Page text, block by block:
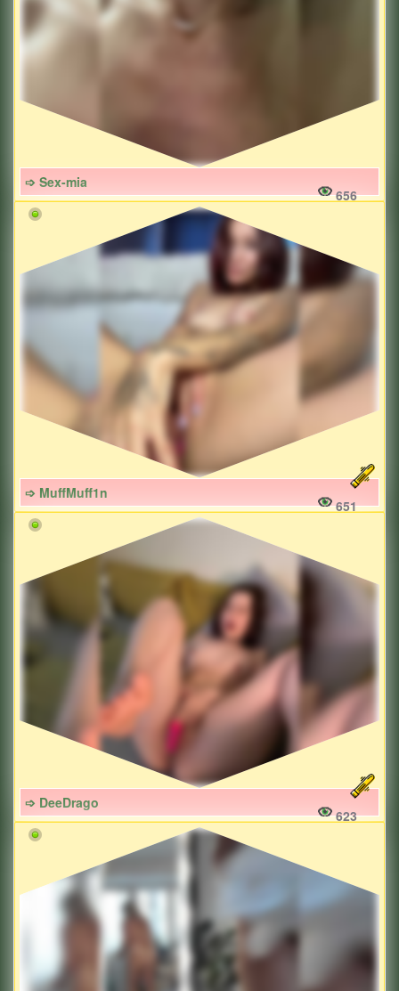
➩ Sex-mia
656
➩ MuffMuff1n
651
➩ DeeDrago
623